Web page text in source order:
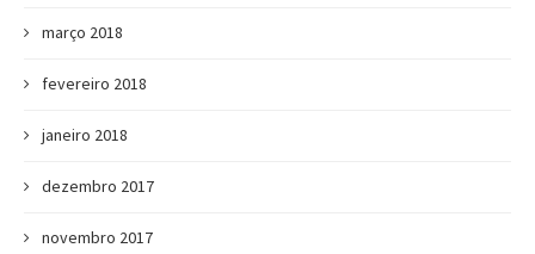
março 2018
fevereiro 2018
janeiro 2018
dezembro 2017
novembro 2017